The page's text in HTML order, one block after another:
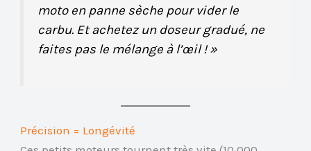
moto en panne sèche pour vider le
carbu. Et achetez un doseur gradué, ne
faites pas le mélange à l’œil ! »
Précision = Longévité